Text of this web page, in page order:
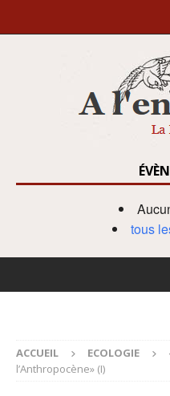
tous
ACCUEIL ECOLOGIE
l’Anthropocène» (I)